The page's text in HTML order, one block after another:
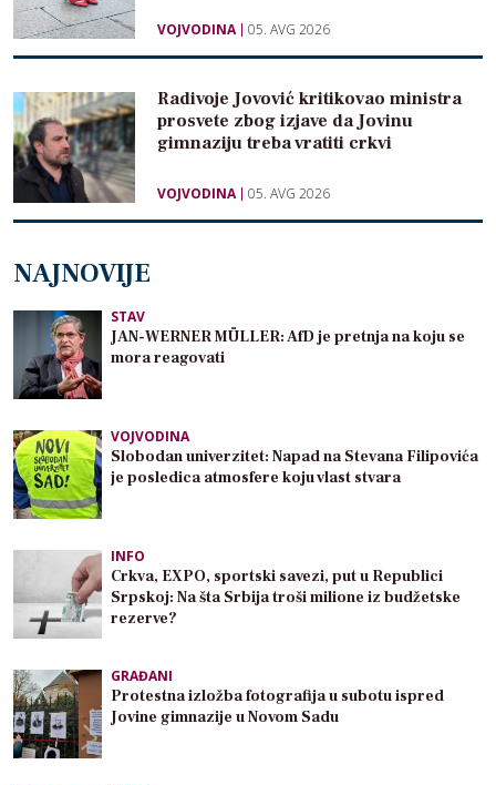
VOJVODINA 05. AVG 2026
Radivoje Jovović kritikovao ministra
prosvete zbog izjave da Jovinu
gimnaziju treba vratiti crkvi
VOJVODINA 05. AVG 2026
NAJNOVIJE
STAV
JAN-WERNER MÜLLER: AfD je pretnja na koju se
mora reagovati
VOJVODINA
Slobodan univerzitet: Napad na Stevana Filipovića
je posledica atmosfere koju vlast stvara
INFO
Crkva, EXPO, sportski savezi, put u Republici
Srpskoj: Na šta Srbija troši milione iz budžetske
rezerve?
GRAĐANI
Protestna izložba fotografija u subotu ispred
Jovine gimnazije u Novom Sadu